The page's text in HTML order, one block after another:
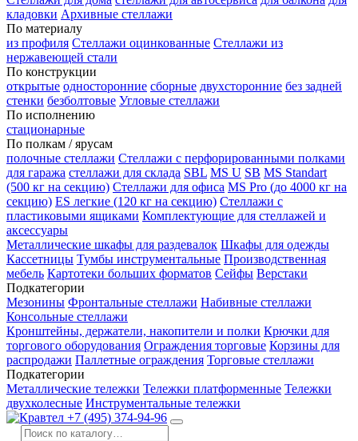
кладовки Архивные стеллажи
По материалу
из профиля Стеллажи оцинкованные Стеллажи из
нержавеющей стали
По конструкции
открытые односторонние сборные двухсторонние без задней
стенки безболтовые Угловые стеллажи
По исполнению
стационарные
По полкам / ярусам
полочные стеллажи Стеллажи с перфорированными полками
для гаража стеллажи для склада SBL MS U SB MS Standart
(500 кг на секцию) Стеллажи для офиса MS Pro (до 4000 кг на
секцию) ES легкие (120 кг на секцию) Стеллажи с
пластиковыми ящиками Комплектующие для стеллажей и
аксессуары
Металлические шкафы для раздевалок Шкафы для одежды
Кассетницы Тумбы инструментальные Производственная
мебель Картотеки больших форматов Сейфы Верстаки
Подкатегории
Мезонины Фронтальные стеллажи Набивные стеллажи
Консольные стеллажи
Кронштейны, держатели, накопители и полки Крючки для
торгового оборудования Ограждения торговые Корзины для
распродажи Паллетные ограждения Торговые стеллажи
Подкатегории
Металлические тележки Тележки платформенные Тележки
двухколесные Инструментальные тележки
+7 (495) 374-94-96